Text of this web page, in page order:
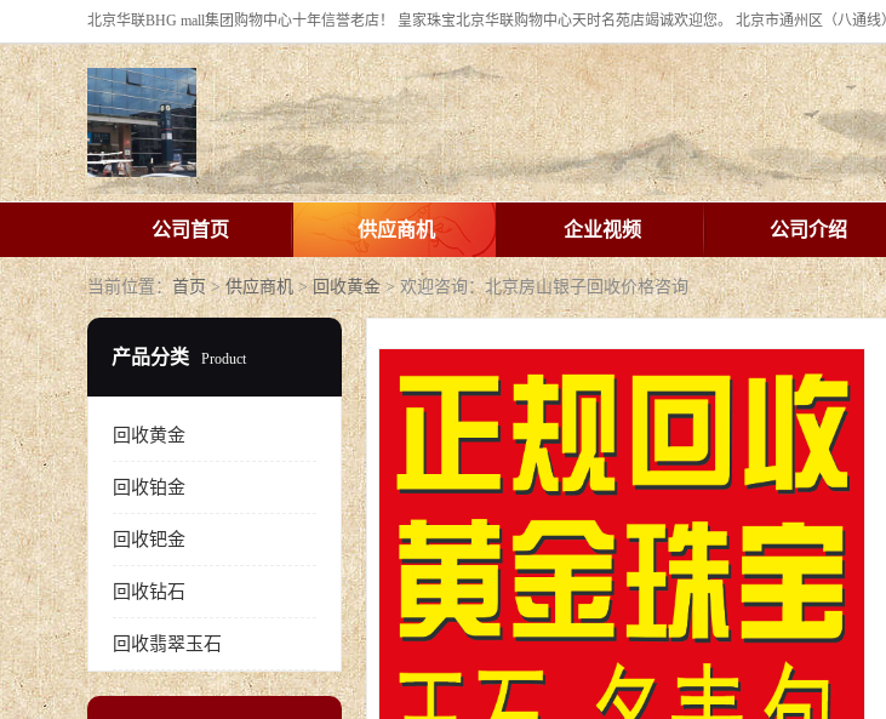
公司首页 供应商机 企业视频 公司介绍
当前位置： 首页>供应商机 >回收黄金> 欢迎咨询：北京房山银子回收价格咨询
产品分类 Product
回收黄金
回收铂金
回收钯金
回收钻石
回收翡翠玉石